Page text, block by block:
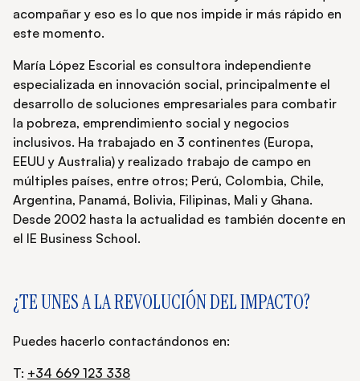
acompañar y eso es lo que nos impide ir más rápido en
este momento.
María López Escorial es consultora independiente
especializada en innovación social, principalmente el
desarrollo de soluciones empresariales para combatir
la pobreza, emprendimiento social y negocios
inclusivos. Ha trabajado en 3 continentes (Europa,
EEUU y Australia) y realizado trabajo de campo en
múltiples países, entre otros; Perú, Colombia, Chile,
Argentina, Panamá, Bolivia, Filipinas, Mali y Ghana.
Desde 2002 hasta la actualidad es también docente en
el IE Business School.
¿TE UNES A LA REVOLUCIÓN DEL IMPACTO?
Puedes hacerlo contactándonos en:
T: +34 669 123 338